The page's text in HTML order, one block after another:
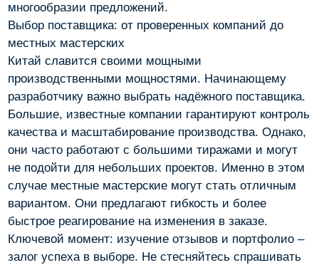
многообразии предложений.
Выбор поставщика: от проверенных компаний до
местных мастерских
Китай славится своими мощными
производственными мощностями. Начинающему
разработчику важно выбрать надёжного поставщика.
Большие, известные компании гарантируют контроль
качества и масштабирование производства. Однако,
они часто работают с большими тиражами и могут
не подойти для небольших проектов. Именно в этом
случае местные мастерские могут стать отличным
вариантом. Они предлагают гибкость и более
быстрое реагирование на изменения в заказе.
Ключевой момент: изучение отзывов и портфолио –
залог успеха в выборе. Не стесняйтесь спрашивать